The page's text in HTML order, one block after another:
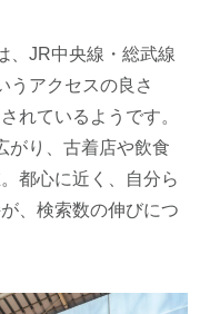
、JR中央線・総武線
うアクセスの良さ
れているようです。
がり、古着店や飲食
都心に近く、自分ら
、検索数の伸びにつ